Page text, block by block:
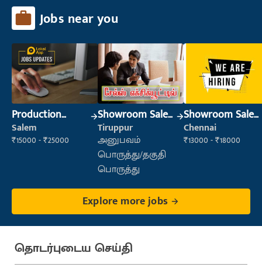
Jobs near you
Production
Supervisor
Salem
₹15000 - ₹25000
Showroom Sales
Executive (Retail
Sales)
Tiruppur
அனுபவம்
பொருத்து/தகுதி
பொருத்து
Showroom Sales
Executive (Retail
Sales)
Chennai
₹13000 - ₹18000
Explore more jobs
தொடர்புடைய செய்தி